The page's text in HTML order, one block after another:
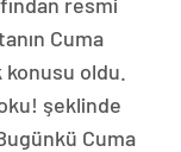
Cuma
oldu.
şeklinde
Cuma